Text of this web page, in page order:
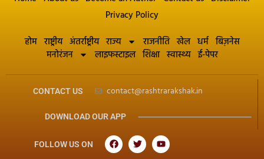
Privacy Policy
होम राष्ट्रीय अंतर्राष्ट्रीय राज्य राजनीति खेल धर्म बिज़नेस
मनोरंजन
लाइफस्टाइल शिक्षा स्वास्थ्य ई-पेपर
CONTACT US contact@rashtrarakshak.in
DOWNLOAD OUR APP
FOLLOW US ON